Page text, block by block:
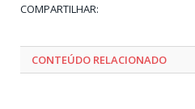
COMPARTILHAR:
CONTEÚDO RELACIONADO